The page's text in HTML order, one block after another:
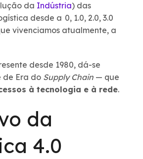
da Indústria) das
desde a 0, 1.0, 2.0, 3.0
vivenciamos atualmente, a
desde 1980, dá-se
de Era do Supply Chain — que
à tecnologia e à rede.
da
4.0